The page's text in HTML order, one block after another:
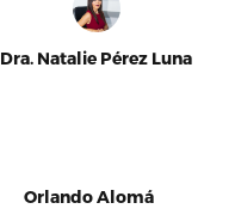
Dra. Natalie Pérez Luna
Orlando Alomá